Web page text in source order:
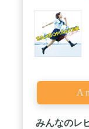
みんなのレ